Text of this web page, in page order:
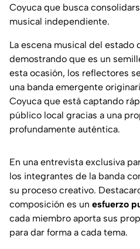
Coyuca que busca
musical independiente.
La escena musical del estado
demostrando que es un
esta ocasión, los reflectores
una banda emergente
Coyuca que está captando
público local gracias a una
profundamente auténtica.
En una entrevista exclusiva
los integrantes de la banda
su proceso creativo.
composición es un esfuerzo
cada miembro aporta sus
para dar forma a cada tema.